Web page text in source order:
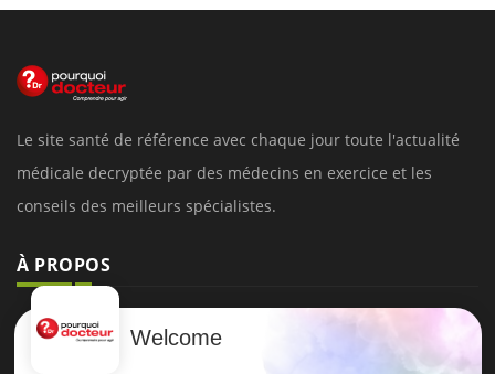
Le site santé de référence avec chaque jour toute l'actualité
médicale decryptée par des médecins en exercice et les
conseils des meilleurs spécialistes.
À PROPOS
Données personnelles et cookies
Welcome